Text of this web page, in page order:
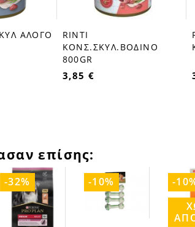
ΑΛΟΓΟ
favorite_border
RINTI
ΚΟΝΣ.ΣΚΥΛ.ΒΟΔΙΝΟ
800GR
3,85 €
επίσης:
-32% -10%
-